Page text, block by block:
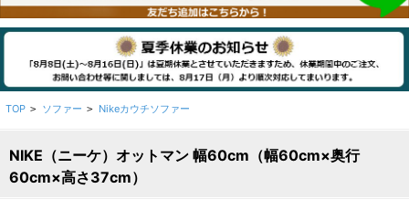
全て見る
全て見る
全て見る
全て見る
全て見る
全て見る
ここでしか買えない！COZY ROOMオリジナル家具
生活感を隠してスッキリ収納
レンジ台【CUBO】
狭いキッチンのお悩み解決
【COOKING ASSISTANT】
TOP > ソファー > Nikeカウチソファー
NIKE（ニーケ）オットマン 幅60cm（幅60cm×奥行
60cm×高さ37cm）